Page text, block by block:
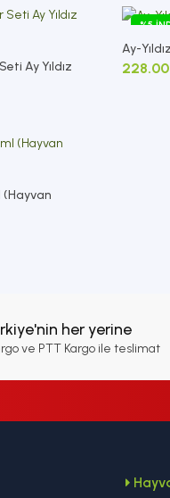
Ay Yıldız
%5
Ay-
(Hayvan
her yerine
ve PTT Kargo ile teslimat